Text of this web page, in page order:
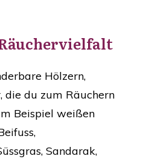
Hölzern,
die du zum Räuchern
Beispiel weißen
Sandarak,